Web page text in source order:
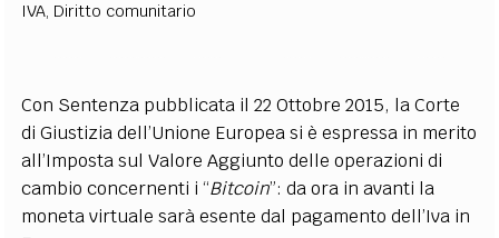
IVA, Diritto comunitario
Con Sentenza pubblicata il 22 Ottobre 2015, la Corte
di Giustizia dell’Unione Europea si è espressa in merito
all’Imposta sul Valore Aggiunto delle operazioni di
cambio concernenti i “Bitcoin”: da ora in avanti la
moneta virtuale sarà esente dal pagamento dell’Iva in